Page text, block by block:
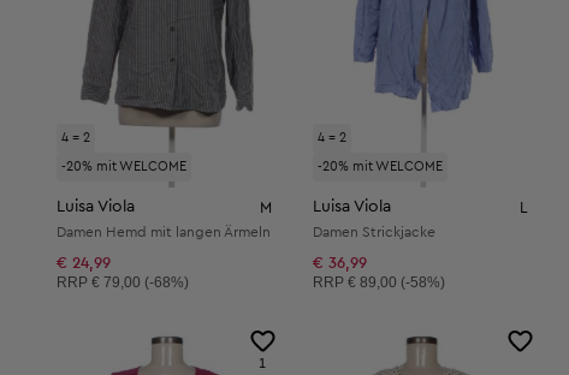
4 = 2
-20% mit WELCOME
Luisa Viola M
Damen Hemd mit langen Ärmeln
€ 24,99
Unverbindliche Preisempfehlung:
RRP € 79,00 (-68%)
4 = 2
-20% mit WELCOME
Luisa Viola
Damen Strickjacke
€ 36,99
Unverbindliche Preisempfehlung:
RRP€ 89,00 (-58%)
1